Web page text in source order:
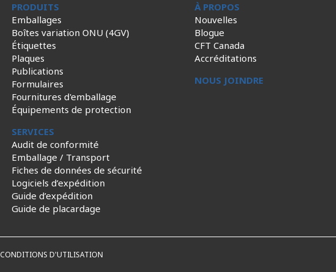
PRODUITS
Emballages
Boîtes variation ONU (4GV)
Étiquettes
Plaques
Publications
Formulaires
Fournitures d'emballage
Équipements de protection
SERVICES
Audit de conformité
Emballage / Transport
Fiches de données de sécurité
Logiciels d’expédition
Guide d’expédition
Guide de placardage
À PROPOS
Nouvelles
Blogue
CFT Canada
Accréditations
NOUS JOINDRE
CONDITIONS D'UTILISATION